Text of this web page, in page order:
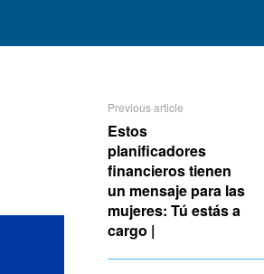
Previous article
Estos
planificadores
financieros tienen
un mensaje para las
mujeres: Tú estás a
cargo |